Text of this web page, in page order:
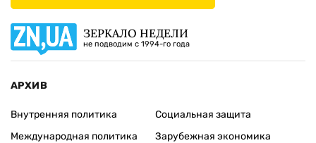
ЗЕРКАЛО НЕДЕЛИ
не подводим с 1994-го года
АРХИВ
Внутренняя политика
Международная политика
Социальная защита
Зарубежная экономика